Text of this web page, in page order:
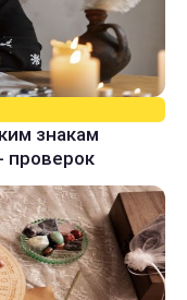
знакам
проверок